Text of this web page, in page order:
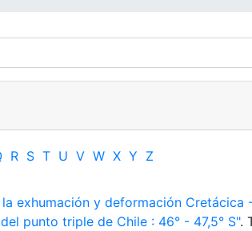
R S T U V W X Y Z
exhumación y deformación Cretácica
punto triple de Chile : 46° - 47,5° S".